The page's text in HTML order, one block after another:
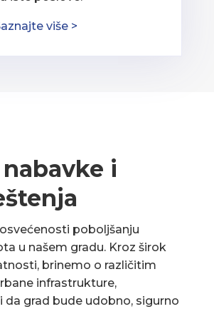
više >
i
poboljšanju
u našem gradu. Kroz širok
brinemo o različitim
infrastrukture,
da grad bude udobno, sigurno